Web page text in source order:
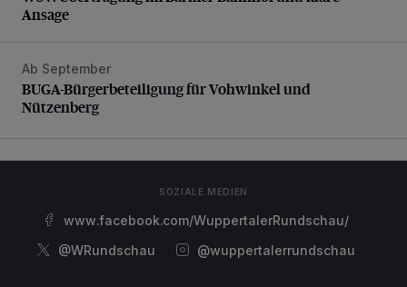
Ansage
BUGA-Bürgerbeteiligung für Vohwinkel und Nützenberg
Ab September
BUGA-Bürgerbeteiligung für Vohwinkel und
Nützenberg
SOZIALE MEDIEN
www.facebook.com/WuppertalerRundschau/
@WRundschau
@wuppertalerrundschau